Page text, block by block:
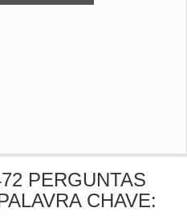
PERGUNTAS
CHAVE: